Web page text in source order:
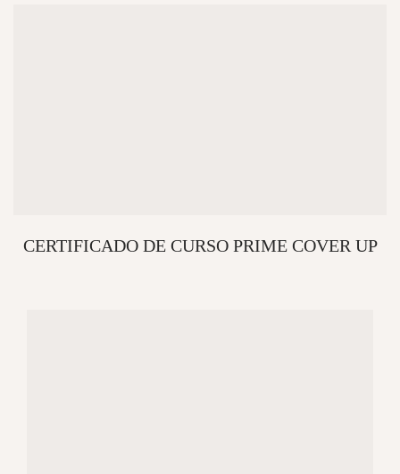
CERTIFICADO DE CURSO PRIME COVER UP